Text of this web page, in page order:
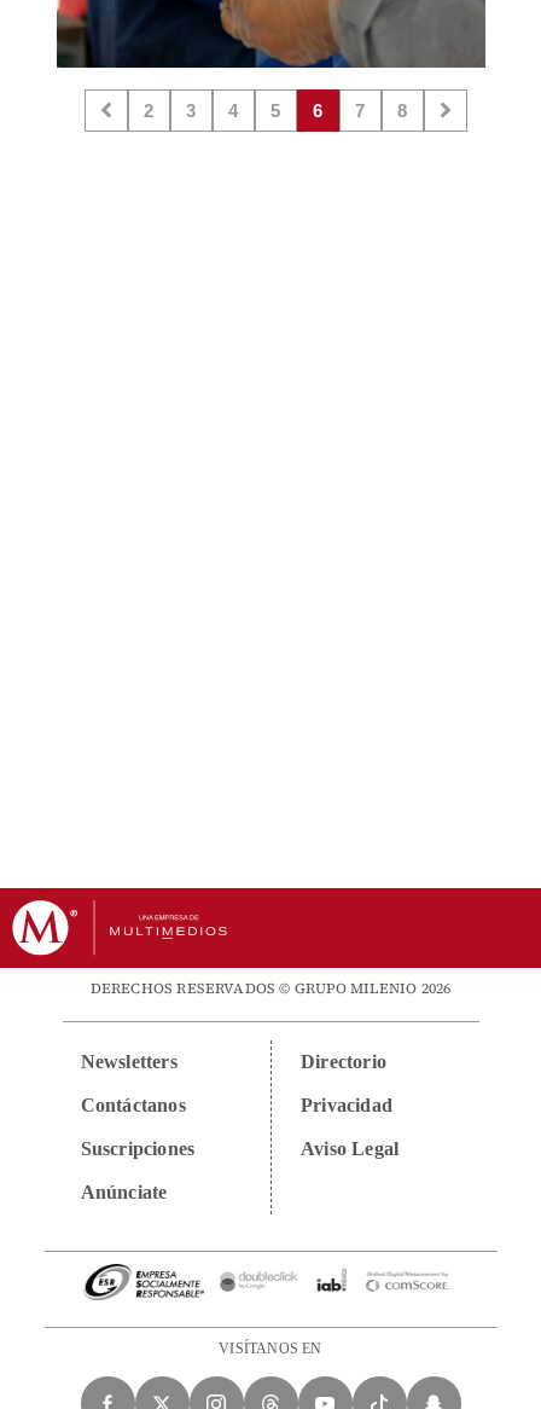
2 3 4 5 6 7 8
DERECHOS RESERVADOS © GRUPO MILENIO 2026
Newsletters
Contáctanos
Suscripciones
Anúnciate
Directorio
Privacidad
Aviso Legal
VISÍTANOS EN